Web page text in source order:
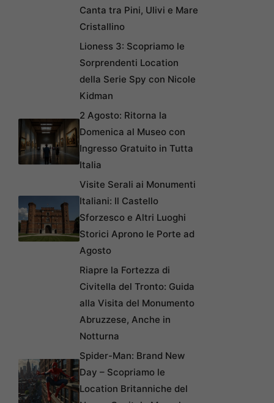
Canta tra Pini, Ulivi e Mare
Cristallino
Lioness 3: Scopriamo le
Sorprendenti Location
della Serie Spy con Nicole
Kidman
2 Agosto: Ritorna la
Domenica al Museo con
Ingresso Gratuito in Tutta
Italia
Visite Serali ai Monumenti
Italiani: Il Castello
Sforzesco e Altri Luoghi
Storici Aprono le Porte ad
Agosto
Riapre la Fortezza di
Civitella del Tronto: Guida
alla Visita del Monumento
Abruzzese, Anche in
Notturna
Spider-Man: Brand New
Day – Scopriamo le
Location Britanniche del